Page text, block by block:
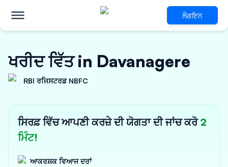
ਲੌਗਇਨ
ਖਰੀਦ ਵਿੱਤ in Davanagere
RBI ਰਜਿਸਟਰਡ NBFC
ਸਿਰਫ਼ ਵਿੱਚ ਆਪਣੀ ਕਰਜ਼ੇ ਦੀ ਯੋਗਤਾ ਦੀ ਜਾਂਚ ਕਰੋ2
ਮਿੰਟ!
ਆਕਰਸ਼ਕ ਵਿਆਜ ਦਰਾਂ